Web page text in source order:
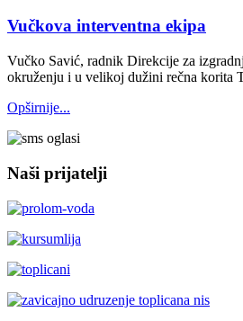
Vučkova interventna ekipa
Vučko Savić, radnik Direkcije za
okruženju i u velikoj dužini rečna korita
Opširnije...
Naši prijatelji